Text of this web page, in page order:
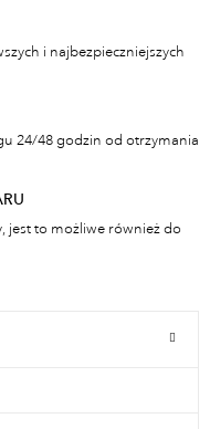
i najbezpieczniejszych
24/48 godzin od otrzymania
jest to możliwe również do